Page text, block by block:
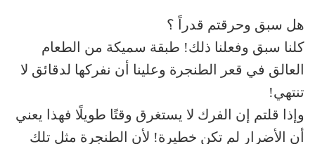
هل سبق وحرقتم قدراً ؟
كلنا سبق وفعلنا ذلك! طبقة سميكة من الطعام
العالق في قعر الطنجرة وعلينا أن نفركها لدقائق لا
تنتهي!
وإذا قلتم إن الفرك لا يستغرق وقتًا طويلًا فهذا يعني
أن الأضرار لم تكن خطيرة! لأن الطنجرة مثل تلك